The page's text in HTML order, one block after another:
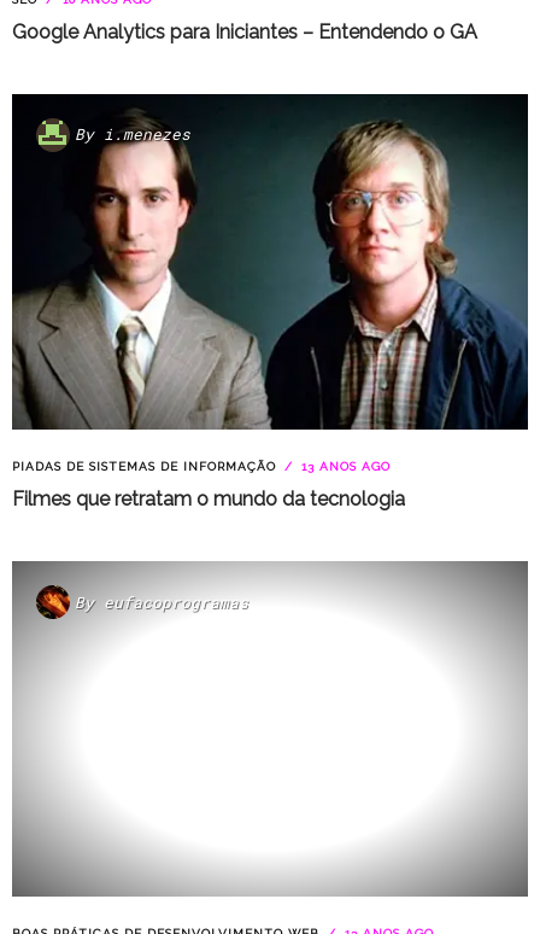
Google Analytics para Iniciantes – Entendendo o GA
By i.menezes
PIADAS DE SISTEMAS DE INFORMAÇÃO 13 ANOS AGO
Filmes que retratam o mundo da tecnologia
By eufacoprogramas